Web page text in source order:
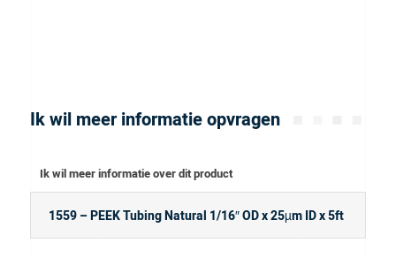
Ik wil meer informatie opvragen
Ik wil meer informatie over dit product